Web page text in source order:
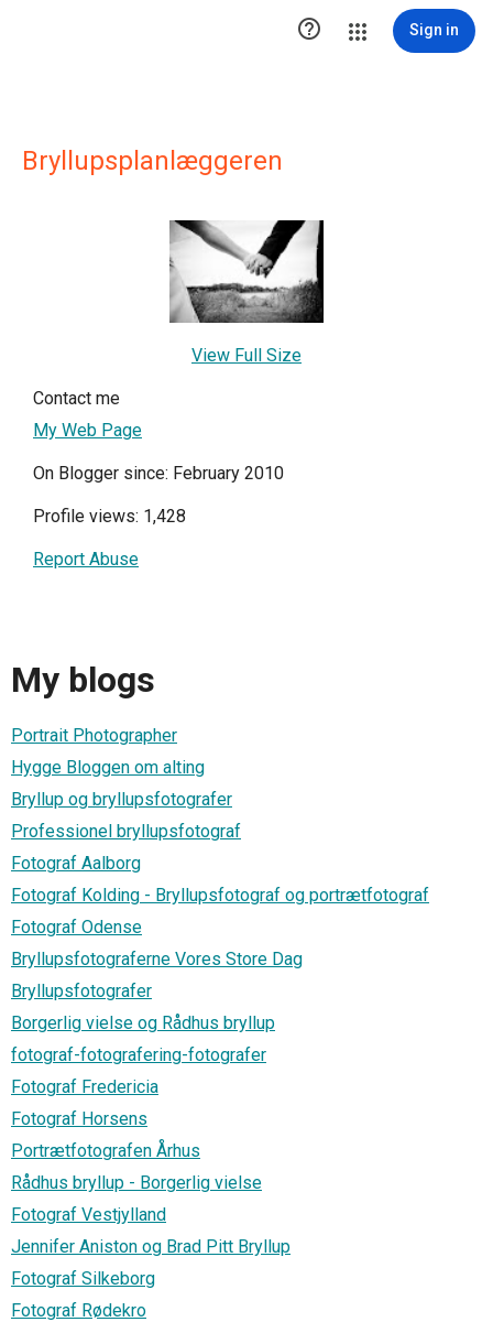
 Sign in
Bryllupsplanlæggeren
View Full Size
Contact me
My Web Page
On Blogger since: February 2010
Profile views: 1,428
Report Abuse
My blogs
Portrait Photographer
Hygge Bloggen om alting
Bryllup og bryllupsfotografer
Professionel bryllupsfotograf
Fotograf Aalborg
Fotograf Kolding - Bryllupsfotograf og portrætfotograf
Fotograf Odense
Bryllupsfotograferne Vores Store Dag
Bryllupsfotografer
Borgerlig vielse og Rådhus bryllup
fotograf-fotografering-fotografer
Fotograf Fredericia
Fotograf Horsens
Portrætfotografen Århus
Rådhus bryllup - Borgerlig vielse
Fotograf Vestjylland
Jennifer Aniston og Brad Pitt Bryllup
Fotograf Silkeborg
Fotograf Rødekro